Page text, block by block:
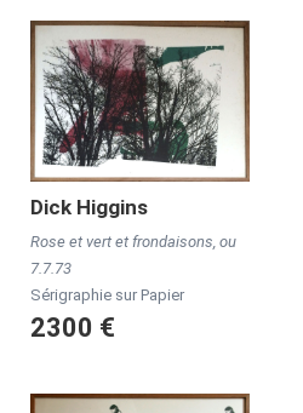
Dick Higgins
Rose et vert et frondaisons, ou
7.7.73
Sérigraphie sur Papier
2300 €